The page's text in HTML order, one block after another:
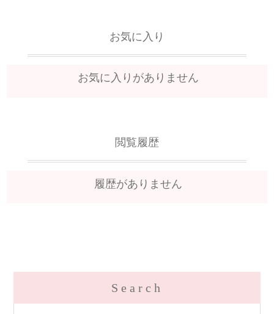
お気に入り
お気に入りがありません
閲覧履歴
履歴がありません
Search